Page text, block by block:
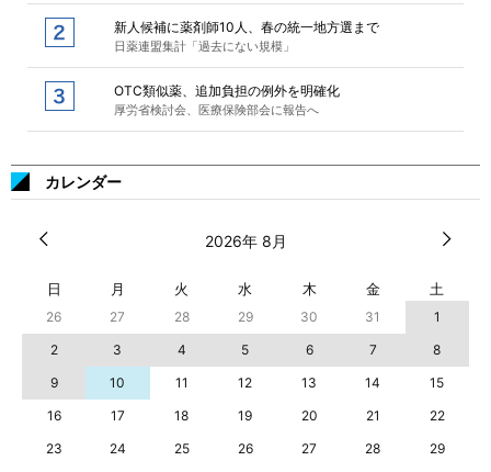
新人候補に薬剤師10人、春の統一地方選まで
日薬連盟集計「過去にない規模」
OTC類似薬、追加負担の例外を明確化
厚労省検討会、医療保険部会に報告へ
カレンダー
2026年 8月
日 月 火 水 木 金 土
26 27 28 29 30 31
1
2
3 4 5 6 7
8
9
10 11 12 13 14
15
16
17 18 19 20 21
22
23
24 25 26 27 28
29